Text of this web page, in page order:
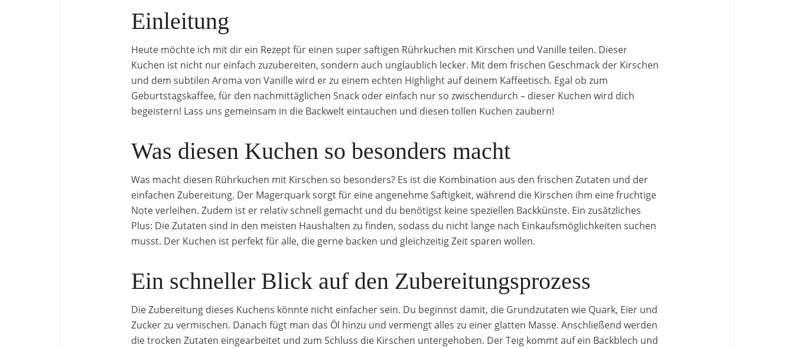
Einleitung
Heute möchte ich mit dir ein Rezept für einen super saftigen Rührkuchen mit Kirschen und Vanille teilen. Dieser
Kuchen ist nicht nur einfach zuzubereiten, sondern auch unglaublich lecker. Mit dem frischen Geschmack der Kirschen
und dem subtilen Aroma von Vanille wird er zu einem echten Highlight auf deinem Kaffeetisch. Egal ob zum
Geburtstagskaffee, für den nachmittäglichen Snack oder einfach nur so zwischendurch – dieser Kuchen wird dich
begeistern! Lass uns gemeinsam in die Backwelt eintauchen und diesen tollen Kuchen zaubern!
Was diesen Kuchen so besonders macht
Was macht diesen Rührkuchen mit Kirschen so besonders? Es ist die Kombination aus den frischen Zutaten und der
einfachen Zubereitung. Der Magerquark sorgt für eine angenehme Saftigkeit, während die Kirschen ihm eine fruchtige
Note verleihen. Zudem ist er relativ schnell gemacht und du benötigst keine speziellen Backkünste. Ein zusätzliches
Plus: Die Zutaten sind in den meisten Haushalten zu finden, sodass du nicht lange nach Einkaufsmöglichkeiten suchen
musst. Der Kuchen ist perfekt für alle, die gerne backen und gleichzeitig Zeit sparen wollen.
Ein schneller Blick auf den Zubereitungsprozess
Die Zubereitung dieses Kuchens könnte nicht einfacher sein. Du beginnst damit, die Grundzutaten wie Quark, Eier und
Zucker zu vermischen. Danach fügt man das Öl hinzu und vermengt alles zu einer glatten Masse. Anschließend werden
die trocken Zutaten eingearbeitet und zum Schluss die Kirschen untergehoben. Der Teig kommt auf ein Backblech und